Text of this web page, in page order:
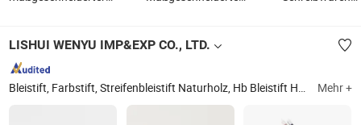
für Android-Handys
Schnallen für
Branddruck
LISHUI WENYU IMP&EXP CO., LTD.
Bleistift, Farbstift, Streifenbleistift Naturholz, Hb Bleistift Holzbleistift, Radiergummi, 2b Bleistifte, Werbebleistift, Geschenkbleistift, Zeichenbleistift, Radierer Mehr +